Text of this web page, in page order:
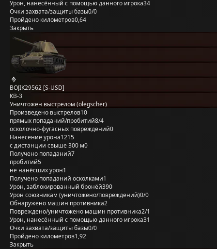
Урон, нанесённый с помощью данного игрока34
Очки захвата/защиты базы0/0
Пройдено километров0,64
Закрыть
BOJIK29562 [S-USD]
КВ-3
Уничтожен выстрелом (olegscher)
Произведено выстрелов10
прямых попаданий/пробитий8/4
осколочно-фугасных повреждений0
Нанесение урона1215
с дистанции свыше 300 м0
Получено попаданий7
пробитий5
не нанёсших урон1
Получено попаданий осколками1
Урон, заблокированный бронёй390
Урон союзникам (уничтожено/повреждений)0/0
Обнаружено машин противника2
Повреждено/уничтожено машин противника2/1
Урон, нанесённый с помощью данного игрока31
Очки захвата/защиты базы0/0
Пройдено километров1,92
Закрыть